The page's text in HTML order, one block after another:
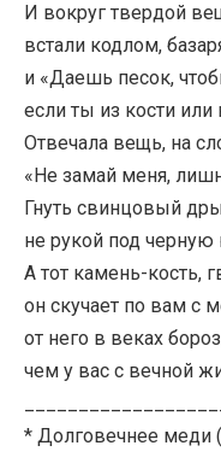
И вокруг твердой
встали кодлом,
и «Даешь песок,
если ты из кости или
Отвечала вещь, на
«Не замай меня,
Гнуть свинцовый
не рукой под черную
А тот камень-кость,
он скучает по вам с
от него в веках
чем у вас с вечной
* Долговечнее меди